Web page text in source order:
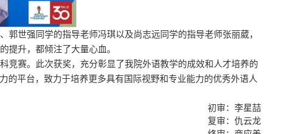
世强同学的指导老师冯琪以及尚志远同学的指导老师张丽葳，
提升，都倾注了大量心血。
竞赛。此次获奖，充分彰显了我院外语教学的成效和人才培养的
的平台，致力于培养更多具有国际视野和专业能力的优秀外语人
初审：李星喆
复审：仇云龙